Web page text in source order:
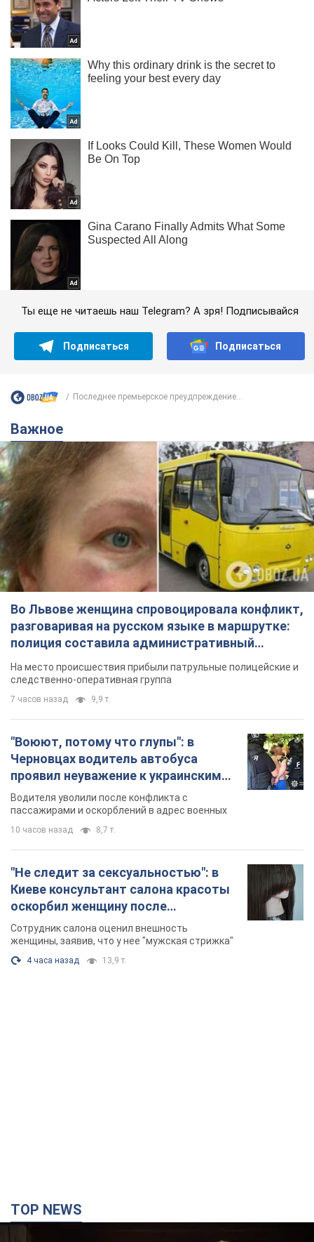
Ты еще не читаешь наш Telegram? А зря! Подписывайся
Подписаться Подписаться
Последнее премьерское преудпреждение...
Важное
Во Львове женщина спровоцировала конфликт,
разговаривая на русском языке в маршрутке:
полиция составила административный
протокол. Видео
На место происшествия прибыли патрульные полицейские и
следственно-оперативная группа
7 часов назад 9,9 т.
"Воюют, потому что глупы": в
Черновцах водитель автобуса
проявил неуважение к украинским
военным и поплатился за это.
Видео
Водителя уволили после конфликта с
пассажирами и оскорблений в адрес военных
10 часов назад 8,7 т.
"Не следит за сексуальностью": в
Киеве консультант салона красоты
оскорбил женщину после
химиотерапии, разгорелся скандал.
Фото
Сотрудник салона оценил внешность
женщины, заявив, что у нее "мужская стрижка"
4 часа назад 13,9 т.
TOP NEWS